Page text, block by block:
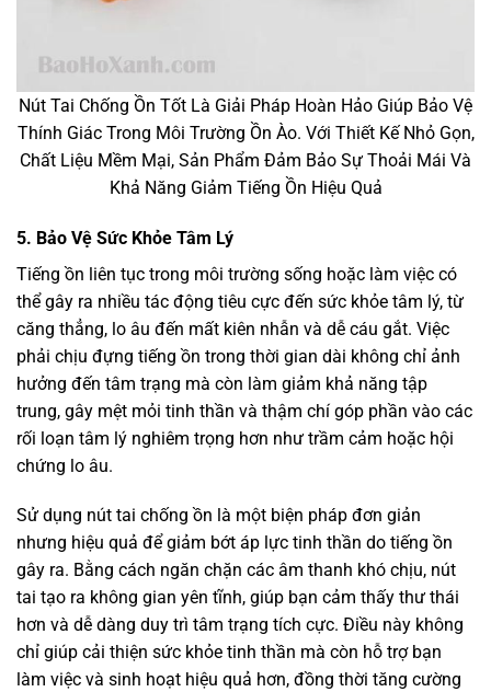
Nút Tai Chống Ồn Tốt Là Giải Pháp Hoàn Hảo Giúp Bảo Vệ
Thính Giác Trong Môi Trường Ồn Ào. Với Thiết Kế Nhỏ Gọn,
Chất Liệu Mềm Mại, Sản Phẩm Đảm Bảo Sự Thoải Mái Và
Khả Năng Giảm Tiếng Ồn Hiệu Quả
5. Bảo Vệ Sức Khỏe Tâm Lý
Tiếng ồn liên tục trong môi trường sống hoặc làm việc có
thể gây ra nhiều tác động tiêu cực đến sức khỏe tâm lý, từ
căng thẳng, lo âu đến mất kiên nhẫn và dễ cáu gắt. Việc
phải chịu đựng tiếng ồn trong thời gian dài không chỉ ảnh
hưởng đến tâm trạng mà còn làm giảm khả năng tập
trung, gây mệt mỏi tinh thần và thậm chí góp phần vào các
rối loạn tâm lý nghiêm trọng hơn như trầm cảm hoặc hội
chứng lo âu.
Sử dụng nút tai chống ồn là một biện pháp đơn giản
nhưng hiệu quả để giảm bớt áp lực tinh thần do tiếng ồn
gây ra. Bằng cách ngăn chặn các âm thanh khó chịu, nút
tai tạo ra không gian yên tĩnh, giúp bạn cảm thấy thư thái
hơn và dễ dàng duy trì tâm trạng tích cực. Điều này không
chỉ giúp cải thiện sức khỏe tinh thần mà còn hỗ trợ bạn
làm việc và sinh hoạt hiệu quả hơn, đồng thời tăng cường